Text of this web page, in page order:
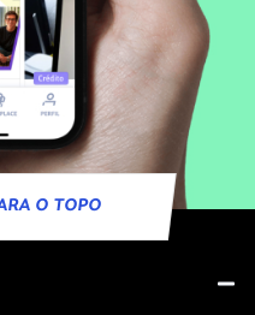
O TOPO